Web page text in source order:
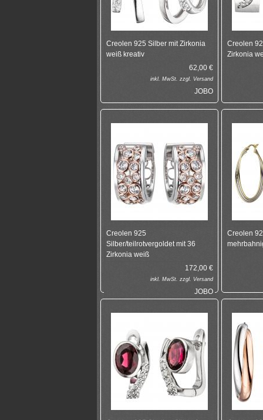
Creolen 925 Silber mit Zirkonia
weiß kreativ
62,00 €
inkl. MwSt. zzgl. Versand
JOBO
Creolen
Zirkonia
Creolen 925
Silber/teilrotvergoldet mit 36
Zirkonia weiß
172,00 €
inkl. MwSt. zzgl. Versand
JOBO
Creolen